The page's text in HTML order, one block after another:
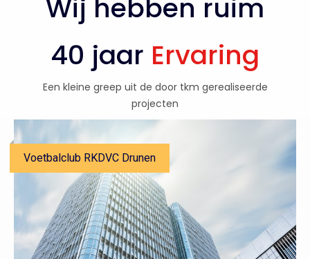
Wij hebben ruim
40 jaar Ervaring
Een kleine greep uit de door tkm gerealiseerde
projecten
Voetbalclub RKDVC Drunen